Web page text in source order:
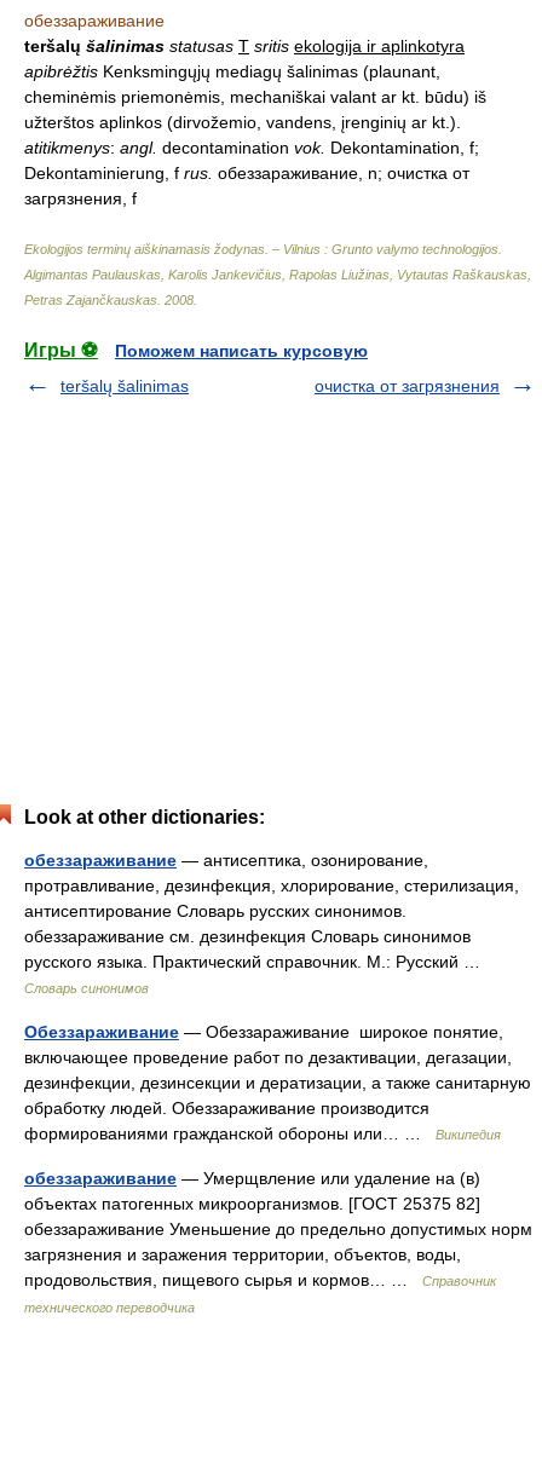
обеззараживание
teršalų šalinimas statusas T sritis ekologija ir aplinkotyra
apibrėžtis Kenksmingųjų mediagų šalinimas (plaunant,
cheminėmis priemonėmis, mechaniškai valant ar kt. būdu) iš
užterštos aplinkos (dirvožemio, vandens, įrenginių ar kt.).
atitikmenys: angl. decontamination vok. Dekontamination, f;
Dekontaminierung, f rus. обеззараживание, n; очистка от
загрязнения, f
Ekologijos terminų aiškinamasis žodynas. – Vilnius : Grunto valymo technologijos
Algimantas Paulauskas, Karolis Jankevičius, Rapolas Liužinas, Vytautas Raškauskas,
Petras Zajančkauskas 2008
Игры ⚽
Поможем написать курсовую
teršalų šalinimas
очистка от загрязнения
Look at other dictionaries:
обеззараживание — антисептика, озонирование,
протравливание, дезинфекция, хлорирование, стерилизация,
антисептирование Словарь русских синонимов.
обеззараживание см. дезинфекция Словарь синонимов
русского языка. Практический справочник. М.: Русский …
Словарь синонимов
Обеззараживание — Обеззараживание широкое понятие,
включающее проведение работ по дезактивации, дегазации,
дезинфекции, дезинсекции и дератизации, а также санитарную
обработку людей. Обеззараживание производится
формированиями гражданской обороны или… …
Википедия
обеззараживание — Умерщвление или удаление на (в)
объектах патогенных микроорганизмов. [ГОСТ 25375 82]
обеззараживание Уменьшение до предельно допустимых норм
загрязнения и заражения территории, объектов, воды,
продовольствия, пищевого сырья и кормов… …
Справочник
технического переводчика